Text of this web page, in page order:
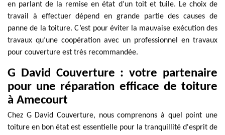
en parlant de la remise en état d’un toit et tuile. Le choix de
travail à effectuer dépend en grande partie des causes de
panne de la toiture. C’est pour éviter la mauvaise exécution des
travaux qu’une coopération avec un professionnel en travaux
pour couverture est très recommandée.
G David Couverture : votre partenaire
pour une réparation efficace de toiture
à Amecourt
Chez G David Couverture, nous comprenons à quel point une
toiture en bon état est essentielle pour la tranquillité d'esprit de